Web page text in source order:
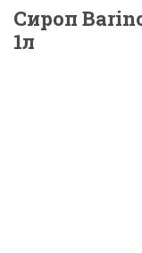
Сироп
1л